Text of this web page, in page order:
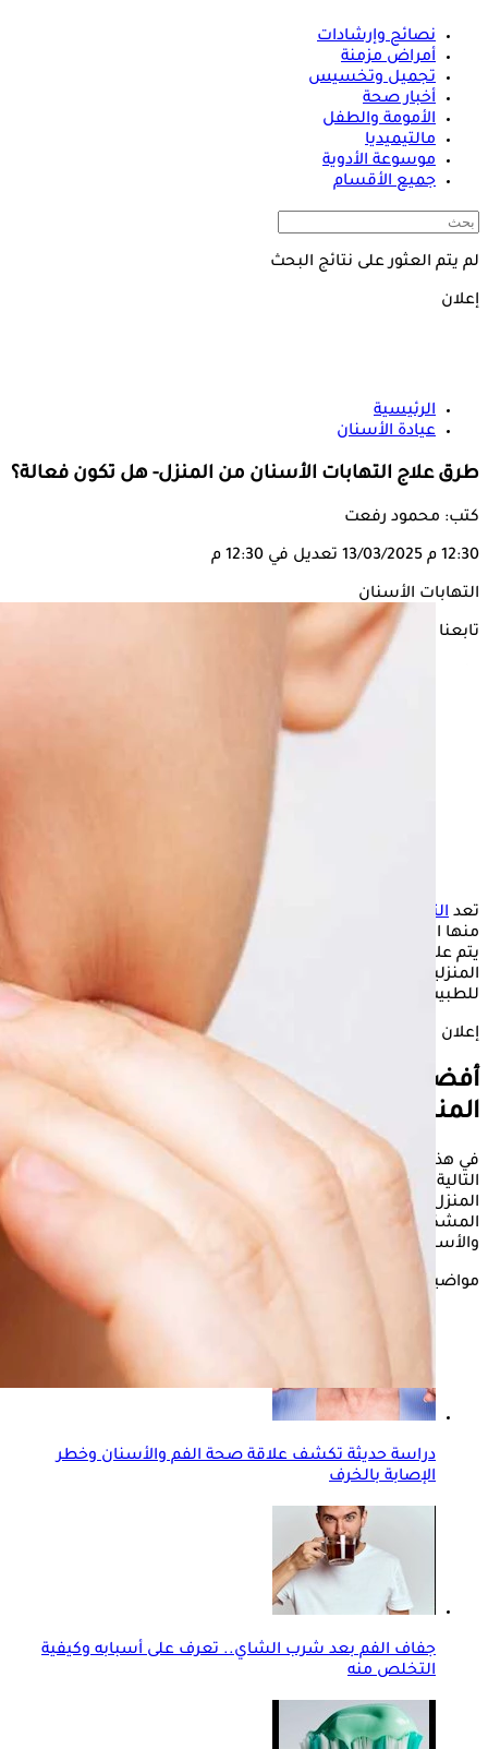
نصائح وإرشادات
أمراض مزمنة
تجميل وتخسيس
أخبار صحة
الأمومة والطفل
مالتيميديا
موسوعة الأدوية
جميع الأقسام
لم يتم العثور على نتائج البحث
إعلان
الرئيسية
عيادة الأسنان
طرق علاج التهابات الأسنان من المنزل- هل تكون فعالة؟
كتب: محمود رفعت
12:30 م 13/03/2025 تعديل في 12:30 م
التهابات الأسنان
تابعنا على
تعد التهابات
من المشكلات الصحية الشائعة التي يعاني
منها الكثيرون، وقد تؤدي إلى ألم شديد ومضاعفات صحية إذا لم
يتم علاجها بشكل صحيح، ورغم تقدم الطب وتعمل العلاجات
المنزلية البسيطة على تخفيف الألم والحد من الالتهاب دون الذهاب
للطبيب المختص.
إعلان
أفضل طرق علاج التهابات الأسنانمن
المنزل
في هذا السياق، يستعرض موقع «الكونسلتو»، خلال السطور
التالية أفضل الطرق الطبيعية والآمنة لعلاج التهابات الأسنان من
المنزل، وكيفية التعامل مع الأعراض بشكل فعال للحد من تفاقم
المشكلة، وفقا للدكتورة أمنية حسين، إخصائية جراحة الفم
والأسنان.
مواضيع ذات صلة
دراسة حديثة تكشف علاقة صحة الفم والأسنان وخطر
الإصابة بالخرف
جفاف الفم بعد شرب الشاي.. تعرف على أسبابه وكيفية
التخلص منه